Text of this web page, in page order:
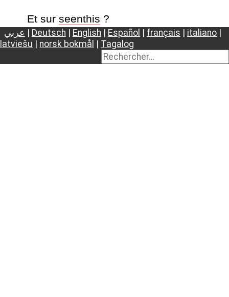
Et sur seenthis ?
عربي Deutsch English Español français italiano
latviešu
norsk bokmål Tagalog